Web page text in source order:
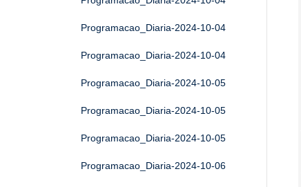
Programacao_Diaria-2024-10-04
Programacao_Diaria-2024-10-04
Programacao_Diaria-2024-10-05
Programacao_Diaria-2024-10-05
Programacao_Diaria-2024-10-05
Programacao_Diaria-2024-10-06